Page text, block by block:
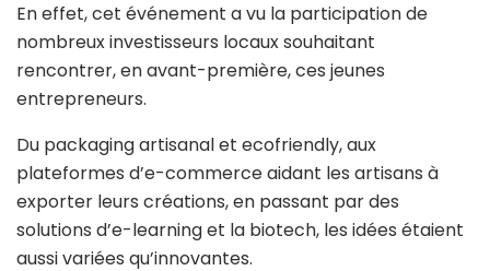
En effet, cet événement a vu la participation de
nombreux investisseurs locaux souhaitant
rencontrer, en avant-première, ces jeunes
entrepreneurs.
Du packaging artisanal et ecofriendly, aux
plateformes d’e-commerce aidant les artisans à
exporter leurs créations, en passant par des
solutions d’e-learning et la biotech, les idées étaient
aussi variées qu’innovantes.